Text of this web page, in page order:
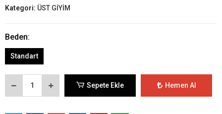
Kategori: ÜST GİYİM
Beden:
Standart
Sepete Ekle Hemen Al